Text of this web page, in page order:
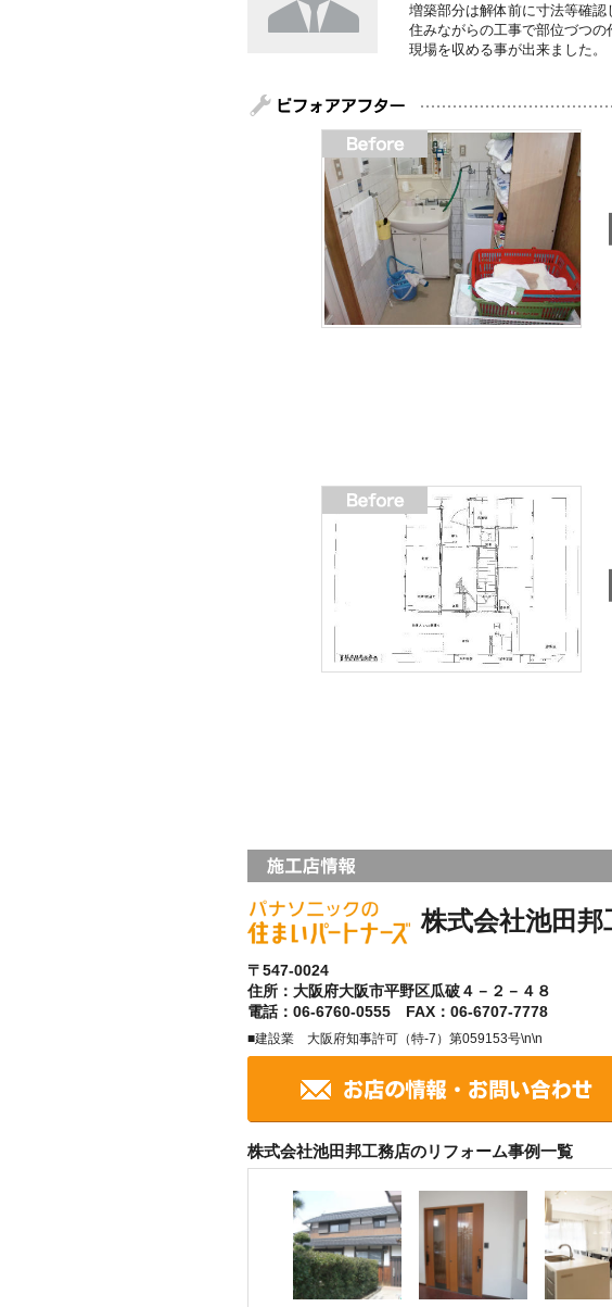
増築部分は解体前に寸法等確認
住みながらの工事で部位づつ
現場を収める事が出来ました。
株式会社池田邦
〒547-0024
住所：大阪府大阪市平野区瓜破４－２－４８
電話：06-6760-0555 FAX：06-6707-7778
■建設業 大阪府知事許可（特-7）第059153号\n\n
株式会社池田邦工務店のリフォーム事例一覧